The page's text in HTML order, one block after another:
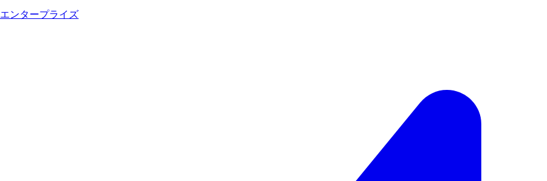
エンタープライズ